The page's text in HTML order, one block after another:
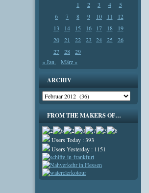
1 2 3 4
5
6
7 8 9 10 11
12
13
14 15 16 17 18
19
20
21 22 23 24 25
26
27
28
29
« Jan.
März »
ARCHIV
Archiv
FROM THE MAKERS OF…
Users Today : 393
Users Yesterday : 1151